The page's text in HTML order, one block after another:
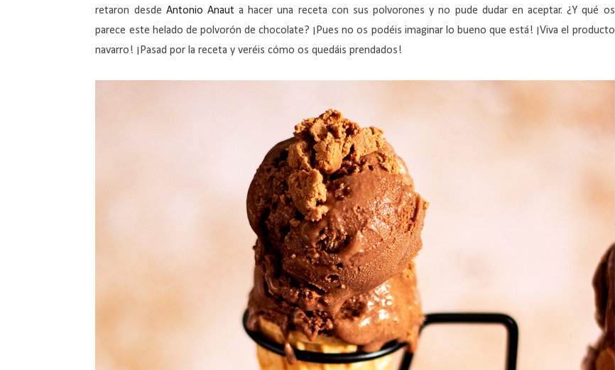
retaron desde Antonio Anauta hacer una receta con sus polvorones y no pude dudar en aceptar. ¿Y qué os
parece este helado de polvorón de chocolate? ¡Pues no os podéis imaginar lo bueno que está! ¡Viva el producto
navarro! ¡Pasad por la receta y veréis cómo os quedáis prendados!